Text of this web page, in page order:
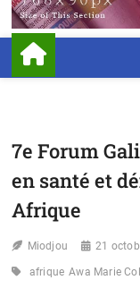
7e Forum
en santé et
Afrique
Miodjou 21
afrique Awa Marie